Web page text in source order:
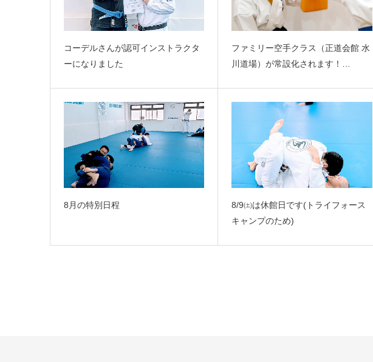
コーデルさんが認可インストラクタ
ーになりました
ファミリー空手クラス（正道会館 水
川道場）が常設化されます！…
8月の特別日程
8/9㈯は休館日です(トライフォース
キャンプのため)